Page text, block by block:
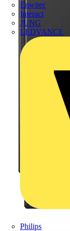
Enwitec
Interact
JUNG
LEDVANCE
Philips